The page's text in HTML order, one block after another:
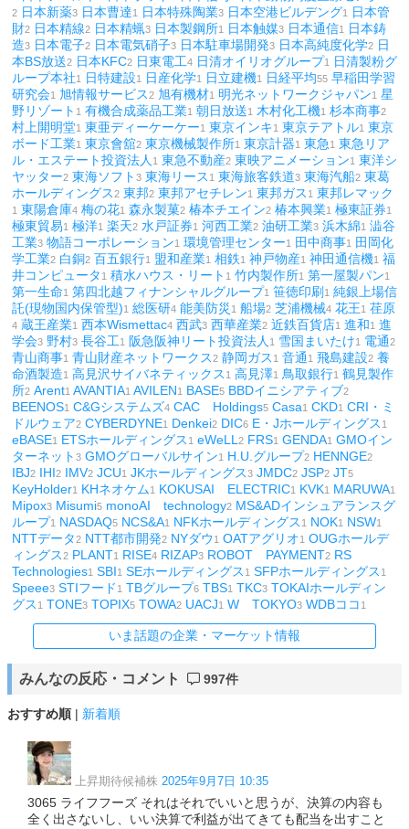
2 日本新薬3 日本曹達1 日本特殊陶業3 日本空港ビルデング1
日本管
財2 日本精線2 日本精蝋3 日本製鋼所1 日本触媒3 日本通信1
日本鋳
造3 日本電子2 日本電気硝子3 日本駐車場開発3 日本高純度化学2 日
本BS放送2 日本KFC2 日東電工4 日清オイリオグループ1
日清製粉グ
ループ本社1 日特建設1 日産化学1 日立建機1 日経平均55 早稲田学習
研究会1 旭情報サービス2 旭有機材1 明光ネットワークジャパン1 星
野リゾート 1 有機合成薬品工業1 朝日放送1 木村化工機1 杉本商事2
村上開明堂1 東亜ディーケーケー1 東京インキ1 東京テアトル1 東京
ボード工業1 東京會舘2 東京機械製作所1 東京計器1 東急 1 東急リア
ル・エステート投資法人 1 東急不動産2 東映アニメーション1 東洋シ
ヤッター2 東海ソフト 3 東海リース 1 東海旅客鉄道3 東海汽船2 東葛
ホールディングス2 東邦2 東邦アセチレン1 東邦ガス 1 東邦レマック
1 東陽倉庫4 梅の花1 森永製菓2 椿本チエイン2 椿本興業1 極東証券1
極東貿易1 極洋1 楽天2 水戸証券1 河西工業2 油研工業3 浜木綿1 澁谷
工業3 物語コーポレーション1 環境管理センター1 田中商事1
田岡化
学工業2 白銅2 百五銀行1 盟和産業1 相鉄1 神戸物産1 神田通信機1 福
井コンピュータ 1 積水ハウス・リート 1 竹内製作所1 第一屋製パン1
第一生命1 第四北越フィナンシャルグループ1 笹徳印刷 1 純銀上場信
託(現物国内保管型)1 総医研4 能美防災 1 船場2 芝浦機械4 花王1 荏原
4 蔵王産業1 西本Wismettac4 西武3 西華産業2 近鉄百貨店1 進和1 進
学会3 野村3 長谷工1 阪急阪神リート投資法人 1 雪国まいたけ1 電通2
青山商事1 青山財産ネットワークス2 静岡ガス 1 音通 1 飛島建設2 養
命酒製造1 高見沢サイバネティックス 1 高見澤1 鳥取銀行1 鶴見製作
所2 Arent1 AVANTIA1 AVILEN1 BASE5 BBDイニシアティブ2
BEENOS1 C&Gシステムズ4 CAC Holdings5 Casa1 CKD1 CRI・ミ
ドルウェア2 CYBERDYNE1 Denkei2 DIC6 E・Jホールディングス 1
eBASE1 ETSホールディングス 1 eWeLL 2 FRS1 GENDA1 GMOイン
ターネット 3 GMOグローバルサイン1 H.U.グループ2 HENNGE2
IBJ2 IHI2 IMV2 JCU1 JKホールディングス3 JMDC2 JSP2 JT5
KeyHolder1 KHネオケム1 KOKUSAI ELECTRIC1 KVK1 MARUWA1
Mipox3 Misumi5 monoAI technology2 MS&ADインシュアランスグ
ループ1 NASDAQ5 NCS&A1 NFKホールディングス 1 NOK1 NSW1
NTTデータ2 NTT都市開発2 NYダウ 1 OATアグリオ1 OUGホールデ
ィングス2 PLANT1 RISE4 RIZAP3 ROBOT PAYMENT2 RS
Technologies1 SBI1 SEホールディングス 1 SFPホールディングス 1
Speee3 STIフード 1 TBグループ6 TBS1 TKC3 TOKAIホールディン
グス 1 TONE3 TOPIX5 TOWA2 UACJ1 W TOKYO3 WDBココ 1
いま話題の企業・マーケット情報
みんなの反応・コメント 997件
おすすめ順 | 新着順
上昇期待候補株 2025年9月7日 10:35
3065 ライフフーズ それはそれでいいと思うが、決算の内容も
全く出さないし、いい決算で利益が出てきても配当を出すこと